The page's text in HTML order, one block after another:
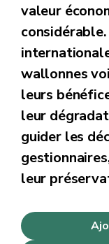
valeur
wallonnes
leurs
leur
guider les
leur